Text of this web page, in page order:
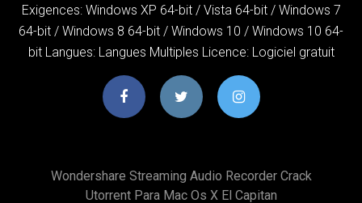
Exigences: Windows XP 64-bit / Vista 64-bit / Windows 7
64-bit / Windows 8 64-bit / Windows 10 / Windows 10 64-
bit Langues: Langues Multiples Licence: Logiciel gratuit
Wondershare Streaming Audio Recorder Crack
Utorrent Para Mac Os X El Capitan